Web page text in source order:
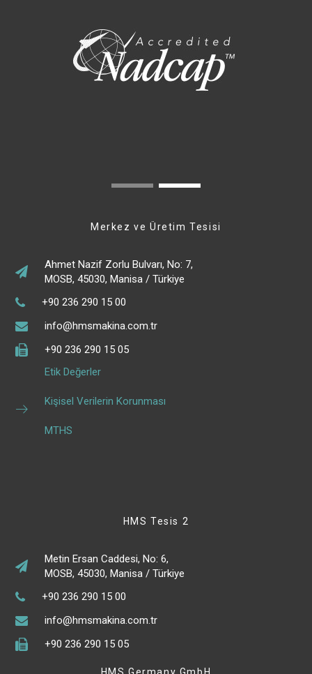
Merkez ve Üretim Tesisi
Ahmet Nazif Zorlu Bulvarı, No: 7,
MOSB, 45030, Manisa / Türkiye
+90 236 290 15 00
info@hmsmakina.com.tr
+90 236 290 15 05
Etik Değerler
Kişisel Verilerin Korunması
MTHS
HMS Tesis 2
Metin Ersan Caddesi, No: 6,
MOSB, 45030, Manisa / Türkiye
+90 236 290 15 00
info@hmsmakina.com.tr
+90 236 290 15 05